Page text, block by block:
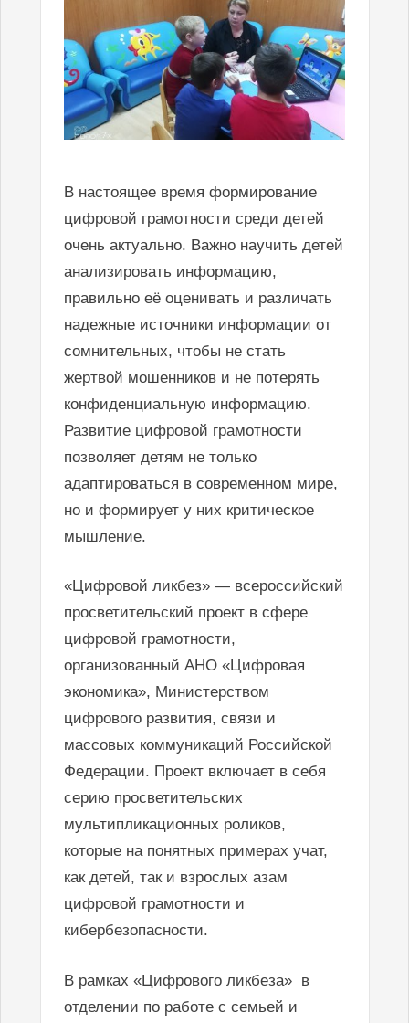
В настоящее время формирование
цифровой грамотности среди детей
очень актуально. Важно научить детей
анализировать информацию,
правильно её оценивать и различать
надежные источники информации от
сомнительных, чтобы не стать
жертвой мошенников и не потерять
конфиденциальную информацию.
Развитие цифровой грамотности
позволяет детям не только
адаптироваться в современном мире,
но и формирует у них критическое
мышление.
«Цифровой ликбез» — всероссийский
просветительский проект в сфере
цифровой грамотности,
организованный АНО «Цифровая
экономика», Министерством
цифрового развития, связи и
массовых коммуникаций Российской
Федерации. Проект включает в себя
серию просветительских
мультипликационных роликов,
которые на понятных примерах учат,
как детей, так и взрослых азам
цифровой грамотности и
кибербезопасности.
В рамках «Цифрового ликбеза» в
отделении по работе с семьей и